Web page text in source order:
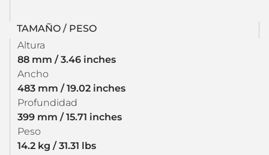
TAMAÑO / PESO
Altura
88 mm / 3.46 inches
Ancho
483 mm / 19.02 inches
Profundidad
399 mm / 15.71 inches
Peso
14.2 kg / 31.31 lbs